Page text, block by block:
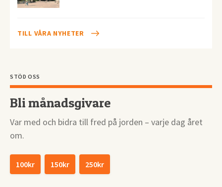
TILL VÅRA NYHETER
STÖD OSS
Bli månadsgivare
Var med och bidra till fred på jorden – varje dag året
om.
100kr 150kr 250kr